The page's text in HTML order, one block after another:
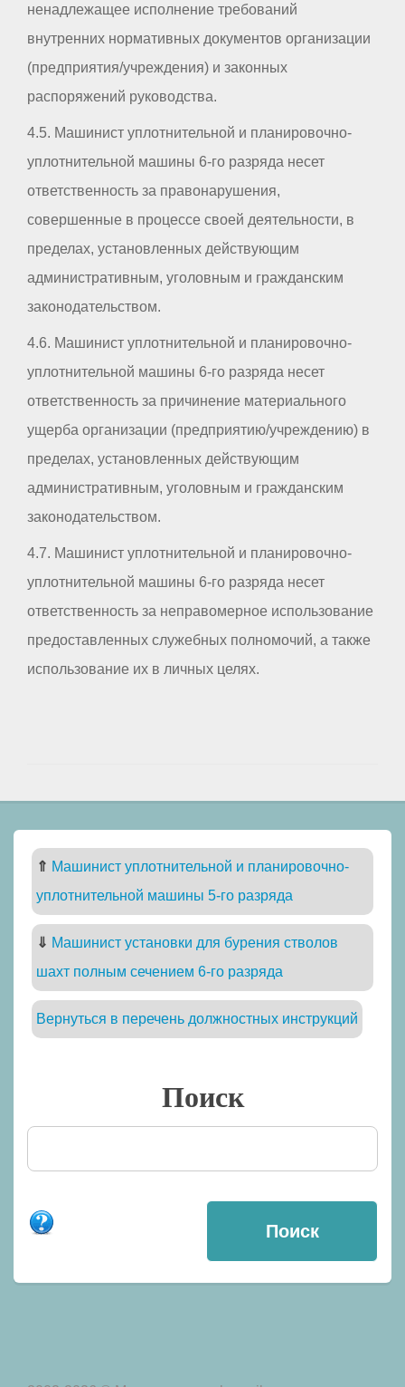
ненадлежащее исполнение требований
внутренних нормативных документов организации
(предприятия/учреждения) и законных
распоряжений руководства.
4.5. Машинист уплотнительной и планировочно-
уплотнительной машины 6-го разряда несет
ответственность за правонарушения,
совершенные в процессе своей деятельности, в
пределах, установленных действующим
административным, уголовным и гражданским
законодательством.
4.6. Машинист уплотнительной и планировочно-
уплотнительной машины 6-го разряда несет
ответственность за причинение материального
ущерба организации (предприятию/учреждению) в
пределах, установленных действующим
административным, уголовным и гражданским
законодательством.
4.7. Машинист уплотнительной и планировочно-
уплотнительной машины 6-го разряда несет
ответственность за неправомерное использование
предоставленных служебных полномочий, а также
использование их в личных целях.
⇑ Машинист уплотнительной и планировочно-
уплотнительной машины 5-го разряда
⇓ Машинист установки для бурения стволов
шахт полным сечением 6-го разряда
Вернуться в перечень должностных инструкций
Поиск